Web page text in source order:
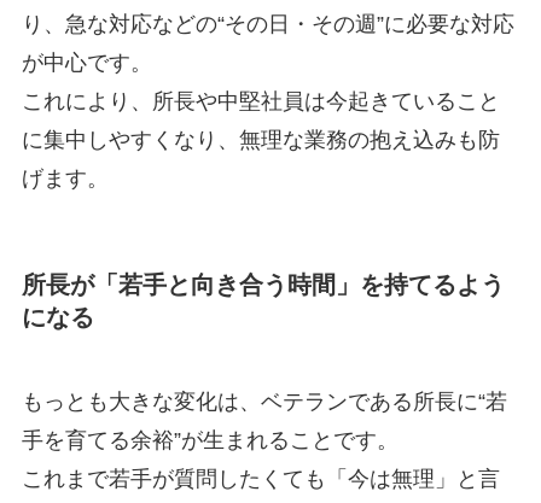
り、急な対応などの“その日・その週”に必要な対応
が中心です。
これにより、所長や中堅社員は今起きていること
に集中しやすくなり、無理な業務の抱え込みも防
げます。
所長が「若手と向き合う時間」を持てるよう
になる
もっとも大きな変化は、ベテランである所長に“若
手を育てる余裕”が生まれることです。
これまで若手が質問したくても「今は無理」と言